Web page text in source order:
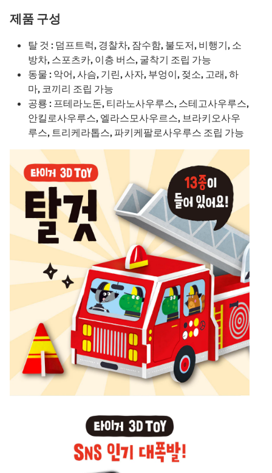
제품 구성
탈 것 : 덤프트럭, 경찰차, 잠수함, 불도저, 비행기, 소
방차, 스포츠카, 이층 버스, 굴착기 조립 가능
동물 : 악어, 사슴, 기린, 사자, 부엉이, 젖소, 고래, 하
마, 코끼리 조립 가능
공룡 : 프테라노돈, 티라노사우루스, 스테고사우루스,
안킬로사우루스, 엘라스모사우르스, 브라키오사우
루스, 트리케라톱스, 파키케팔로사우루스 조립 가능